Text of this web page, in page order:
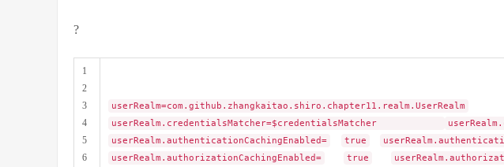
?
1
2
3
4
5
6
userRealm=com.github.zhangkaitao.shiro.chapter11.realm.UserRealm
userRealm.credentialsMatcher=$credentialsMatcher
userRealm.authenticationCachingEnabled=
true
userRealm.authorizationCachingEnabled=
true